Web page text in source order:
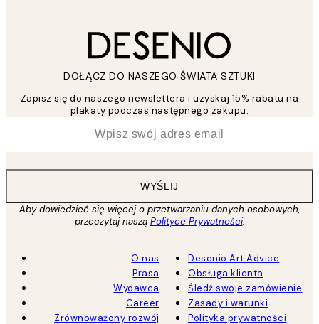
DOŁĄCZ DO NASZEGO ŚWIATA SZTUKI
Zapisz się do naszego newslettera i uzyskaj 15% rabatu na
plakaty podczas następnego zakupu.
WYŚLIJ
Aby dowiedzieć się więcej o przetwarzaniu danych osobowych,
przeczytaj naszą Polityce Prywatności.
O nas
Prasa
Wydawca
Career
Zrównoważony rozwój
Desenio Art Advice
Obsługa klienta
Śledź swoje zamówienie
Zasady i warunki
Polityka prywatności